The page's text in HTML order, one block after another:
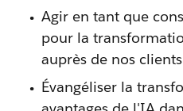
Agir en tant que
pour la
auprès de nos
Évangéliser la